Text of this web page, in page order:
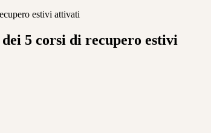
estivi attivati
5 corsi di recupero estivi